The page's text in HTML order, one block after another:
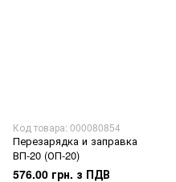
Код товара: 000080854
Перезарядка и заправка
ВП-20 (ОП-20)
576.00 грн. з ПДВ